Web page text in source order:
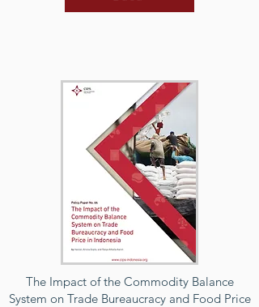
The Impact of the Commodity Balance
System on Trade Bureaucracy and Food Price